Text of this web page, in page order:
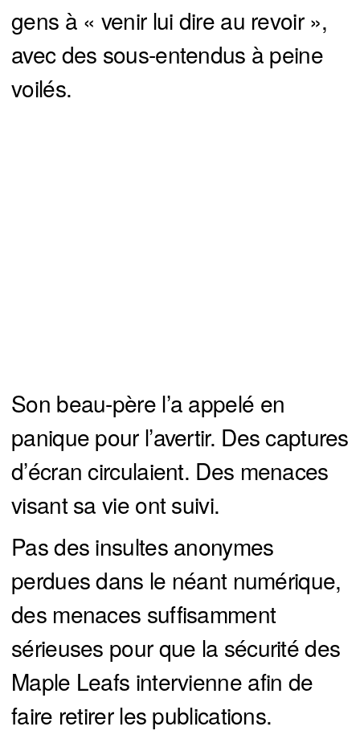
gens à « venir lui dire au revoir »,
avec des sous-entendus à peine
voilés.
Son beau-père l’a appelé en
panique pour l’avertir. Des captures
d’écran circulaient. Des menaces
visant sa vie ont suivi.
Pas des insultes anonymes
perdues dans le néant numérique,
des menaces suffisamment
sérieuses pour que la sécurité des
Maple Leafs intervienne afin de
faire retirer les publications.